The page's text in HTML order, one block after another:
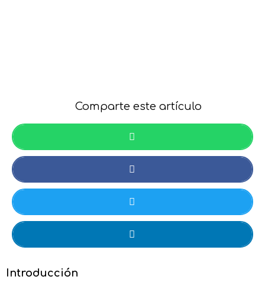
Comparte este artículo
Introducción